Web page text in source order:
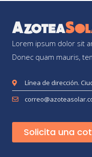
Lorem ipsum dolor sit
Donec quam mauris,
Línea de dirección.
Solicita una